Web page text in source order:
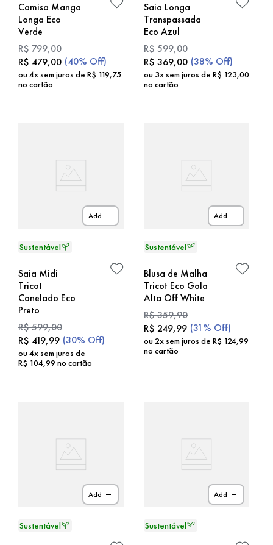
Camisa Manga
Longa Eco
Verde
R$799,00
R$ 479,00 (40% Off)
ou4x sem juros de R$ 119,75
no cartão
Saia Longa
Transpassada
Eco Azul
R$599,00
R$ 369,00 (38% Off)
ou 3x sem juros de R$ 123,00
no cartão
Add
Saia Midi
Tricot
Canelado Eco
Preto
R$599,00
R$ 419,99 (30% Off)
ou4x sem juros de
R$ 104,99 no cartão
Add
Blusa de Malha
Tricot Eco Gola
Alta Off White
R$359,90
R$ 249,99 (31% Off)
ou2x sem juros de R$ 124,99
no cartão
Add Add